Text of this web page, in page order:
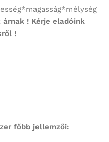
! Kérje eladóink
!
főbb jellemzői: